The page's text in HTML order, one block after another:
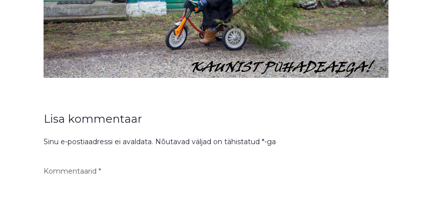
Lisa kommentaar
Sinu e-postiaadressi ei avaldata. Nõutavad väljad on tähistatud *-ga